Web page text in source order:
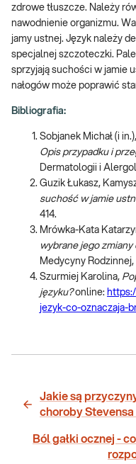
zdrowe tłuszcze. Należy
nawodnienie organizmu.
jamy ustnej. Język należy
specjalnej szczoteczki.
sprzyjają suchości w jamie
nałogów może poprawić
Bibliografia:
Sobjanek Michał (i in.),
Opis przypadku i
Dermatologii i
Guzik Łukasz,
suchość w jamie
414.
Mrówka-Kata
wybrane jego zmiany
Medycyny Rodzinnej,
Szurmiej Karolina,
języku?online:
jezyk-co-oznaczaja-
Jakie są
choroby Stevensa
Ból gałki ocznej -